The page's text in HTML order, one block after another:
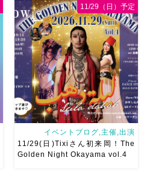
です♡皆様にお会いできますよ
うに
ご予約はメッセージく
ださい
お待ちしています
Ashraqat Show Schedule
岡山・8/22(土) […]
イベントブログ,主催,出演
11/29(日)Tixiさん初来岡！The
Golden Night Okayama vol.4
11/29（日）予定